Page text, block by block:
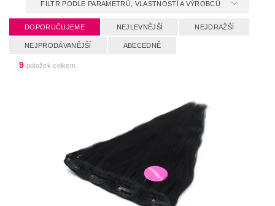
FILTR PODLE PARAMETRŮ, VLASTNOSTÍ A VÝROBCŮ
DOPORUČUJEME NEJLEVNĚJŠÍ NEJDRAŽŠÍ
NEJPRODÁVANĚJŠÍ ABECEDNĚ
9 položek celkem